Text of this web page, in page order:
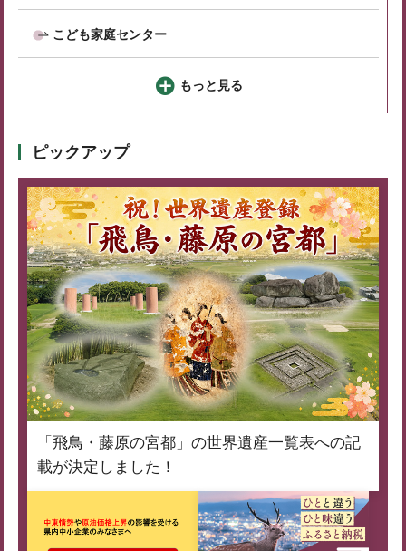
こども家庭センター
もっと見る
ピックアップ
「飛鳥・藤原の宮都」の世界遺産一覧表への記
載が決定しました！